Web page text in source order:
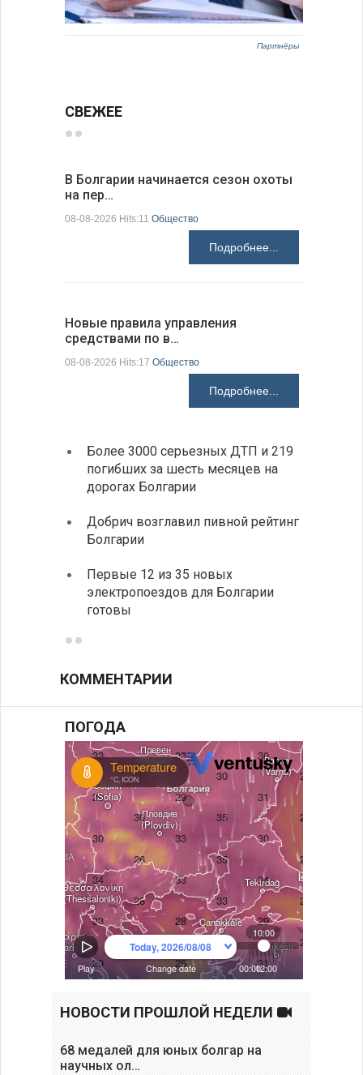
Партнёры
СВЕЖЕЕ
В Болгарии начинается сезон охоты
на пер…
08-08-2026 Hits:11 Общество
Подробнее...
Новые правила управления
средствами по в…
08-08-2026 Hits:17 Общество
Подробнее...
Более 3000 серьезных ДТП и 219
погибших за шесть месяцев на
дорогах Болгарии
Добрич возглавил пивной рейтинг
Болгарии
Первые 12 из 35 новых
электропоездов для Болгарии
готовы
КОММЕНТАРИИ
ПОГОДА
НОВОСТИ ПРОШЛОЙ НЕДЕЛИ
68 медалей для юных болгар на
научных ол…